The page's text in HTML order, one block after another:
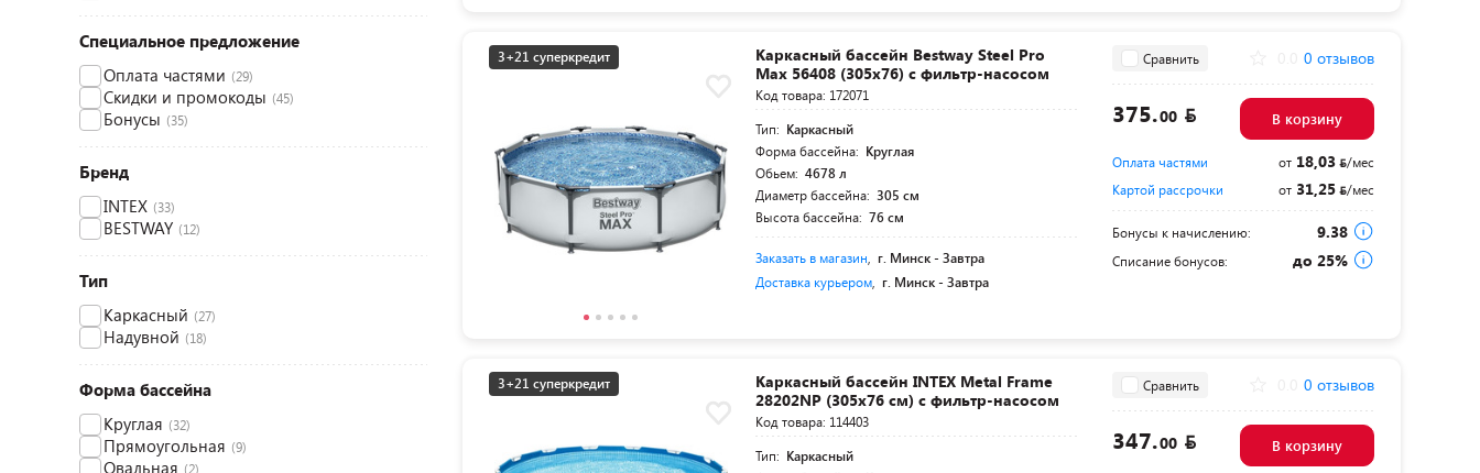
Специальное предложение
Оплата частями (29)
Скидки и промокоды (45)
Бонусы (35)
Бренд
INTEX (33)
BESTWAY (12)
Тип
Каркасный (27)
Надувной (18)
Форма бассейна
Круглая (32)
Прямоугольная (9)
Овальная (2)
3+21 суперкредит
Каркасный бассейн Bestway Steel Pro
Max 56408 (305х76) с фильтр-насосом
Код товара: 172071
Тип: Каркасный
Форма бассейна: Круглая
Обьем: 4678 л
Диаметр бассейна: 305 см
Высота бассейна: 76 см
Заказать в магазин г. Минск -Завтра
Доставка курьером г. Минск -Завтра
Сравнить 0 отзывов
375.00 В корзину
Оплата частями от18,03
/мес
Картой рассрочки
от31,25 /мес
Бонусы к начислению: 9.38
Списание бонусов: до 25%
3+21 суперкредит
Каркасный бассейн INTEX Metal Frame
28202NP (305x76 см) c фильтр-насосом
Код товара: 114403
Тип: Каркасный
Сравнить 0 отзывов
347.00 В корзину